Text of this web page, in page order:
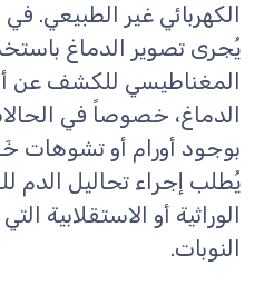
الكهربائي غير الطبيعي.
يُجرى تصوير الدماغ
المغناطيسي للكشف عن
الدماغ، خصوصاً في
بوجود أورام أو تشوهات
يُطلب إجراء تحاليل
الوراثية أو الاستقلابية
النوبات.